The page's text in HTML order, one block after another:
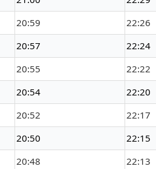
20:59
22:26
20:57
22:24
20:55
22:22
20:54
22:20
20:52
22:17
20:50
22:15
20:48
22:13